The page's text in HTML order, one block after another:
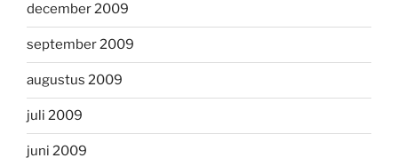
december 2009
september 2009
augustus 2009
juli 2009
juni 2009